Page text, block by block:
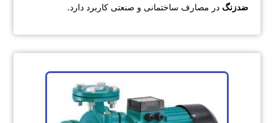
ضدزنگدر مصارف ساختمانی و صنعتی کاربرد دارد.